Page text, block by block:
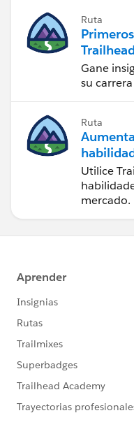
Ruta
Gane
su
Ruta
futuro
Utilice
mercado.